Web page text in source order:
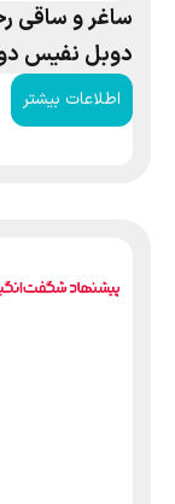
ساغر و ساقی
دوبل نفیس دو
اطلاعات بیشتر